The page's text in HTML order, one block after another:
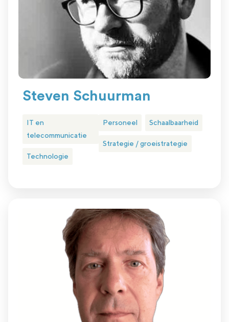
Steven Schuurman
IT en
telecommunicatie
Technologie
Personeel Schaalbaarheid
Strategie / groeistrategie